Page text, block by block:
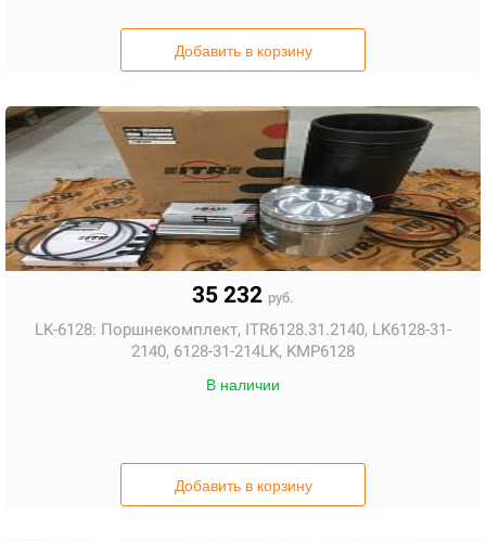
Добавить в корзину
35 232 руб.
LK-6128: Поршнекомплект, ITR6128.31.2140, LK6128-31-
2140, 6128-31-214LK, KMP6128
В наличии
Добавить в корзину